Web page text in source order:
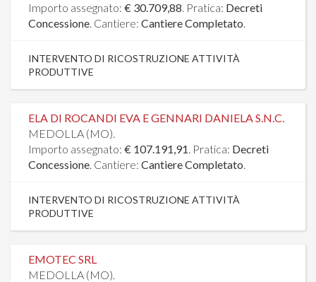
Importo assegnato: € 30.709,88. Pratica: Decreti
Concessione. Cantiere: Cantiere Completato.
INTERVENTO DI RICOSTRUZIONE ATTIVITÀ
PRODUTTIVE
ELA DI ROCANDI EVA E GENNARI DANIELA S.N.C.
MEDOLLA (MO).
Importo assegnato: € 107.191,91. Pratica: Decreti
Concessione. Cantiere: Cantiere Completato.
INTERVENTO DI RICOSTRUZIONE ATTIVITÀ
PRODUTTIVE
EMOTEC SRL
MEDOLLA (MO).